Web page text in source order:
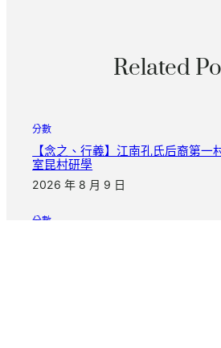
Related
分數
【念之、行義】江南孔氏后裔第
室昆村研學
2026 年 8 月 9 日
分數